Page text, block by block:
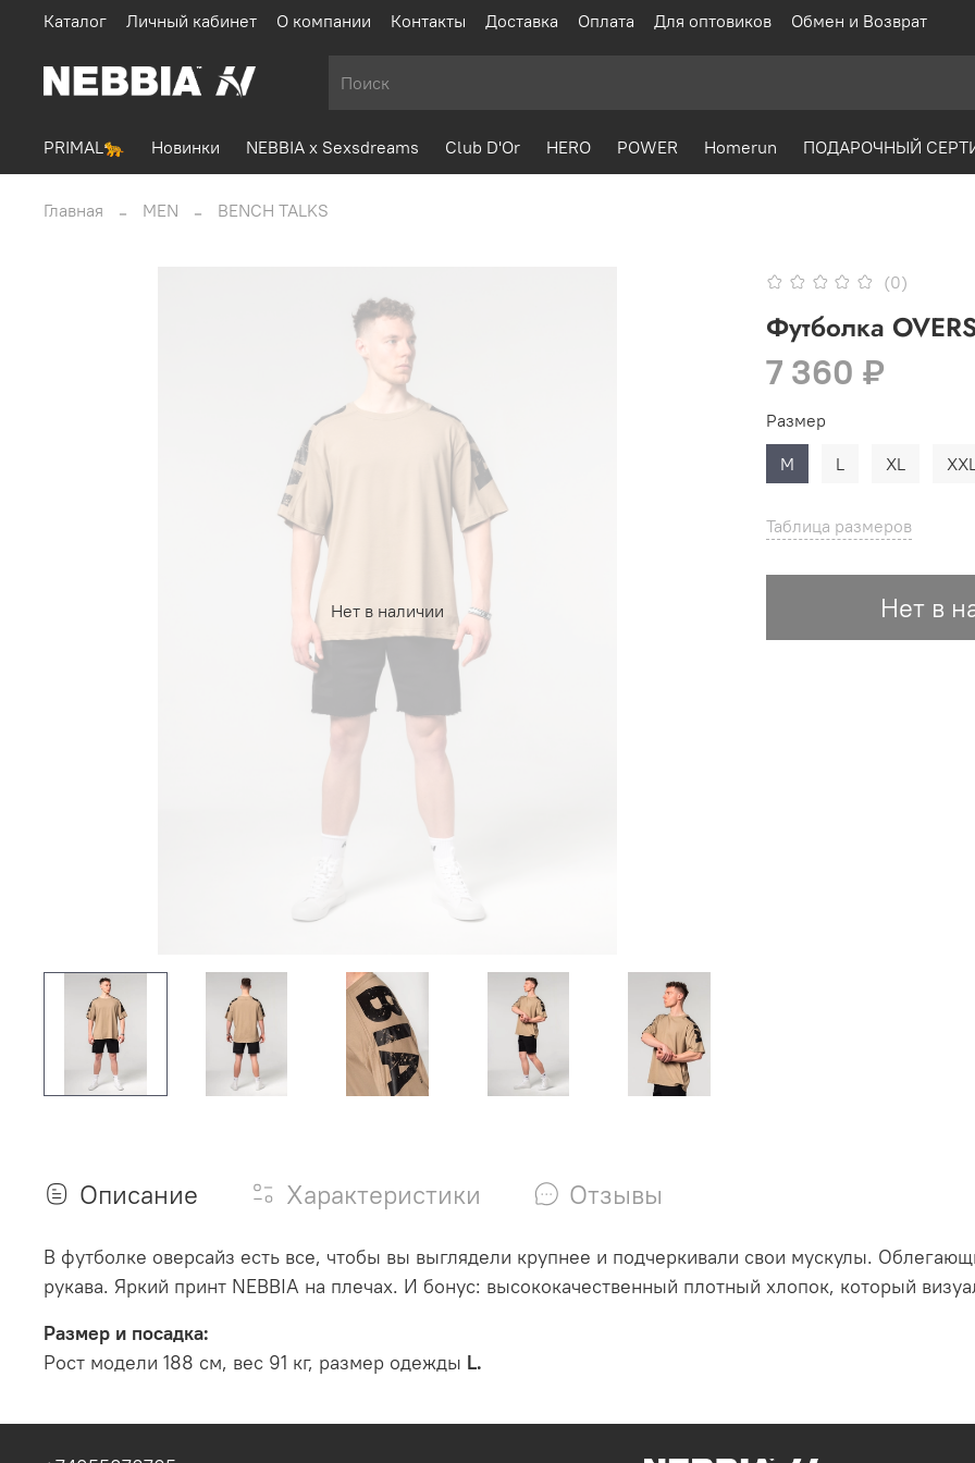
Каталог Личный кабинет О компании Контакты Доставка Оплата Для оптовиков Обмен и Возврат
PRIMAL🐆 Новинки NEBBIA x Sexsdreams Club D'Or HERO POWER Homerun ПОДАРОЧНЫЙ
Главная MEN BENCH TALKS
Нет в наличии
(0)
Футболка
7 360 ₽
Таблица размеров
Нет в
Размер
M
L XL XXL
Описание Характеристики Отзывы
В футболке оверсайз есть все, чтобы вы выглядели крупнее и подчеркивали свои мускулы.
рукава. Яркий принт NEBBIA на плечах. И бонус: высококачественный плотный хлопок, который
Размер и посадка:
Рост модели 188 см, вес 91 кг, размер одежды L.